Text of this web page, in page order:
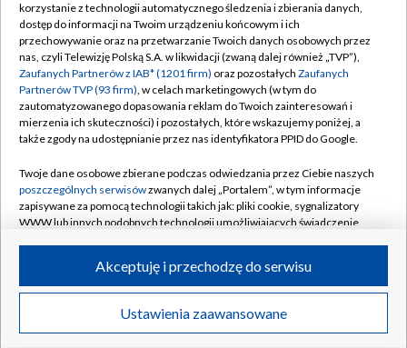
TVP
Abonament TVP
Emisja w TVP
Centrum informacji TVP
Naziemna Telewizja Cyfrowa
Rada Programowa
System NOS
Informacje o nadawcy
Program dla prasy
Ogłoszenie przetargowe
Regulamin TVP
Polityka prywatności
Moje zgody
Pomoc
Kontakt
Kanały
©2026 Telewizja Polska S.A. w likwidacji
korzystanie z technologii automatycznego śledzenia i zbierania danych,
dostęp do informacji na Twoim urządzeniu końcowym i ich
przechowywanie oraz na przetwarzanie Twoich danych osobowych przez
nas, czyli Telewizję Polską S.A. w likwidacji (zwaną dalej również „TVP”),
Zaufanych Partnerów z IAB* (1201 firm) oraz pozostałych Zaufanych
Partnerów TVP (93 firm), w celach marketingowych (w tym do
zautomatyzowanego dopasowania reklam do Twoich zainteresowań i
mierzenia ich skuteczności) i pozostałych, które wskazujemy poniżej, a
także zgody na udostępnianie przez nas identyfikatora PPID do Google.
Twoje dane osobowe zbierane podczas odwiedzania przez Ciebie naszych
poszczególnych serwisówzwanych dalej „Portalem”, w tym informacje
zapisywane za pomocą technologii takich jak: pliki cookie, sygnalizatory
WWW lub innych podobnych technologii umożliwiających świadczenie
ruchu w Internecie.
Twoje dane osobowe zbierane podczas odwiedzania przez Ciebie
poszczególnych serwisówna Portalu, takie jak adresy IP, identyfikatory
Ustawienia zaawansowane
Akceptuję i przechodzę do serwisu